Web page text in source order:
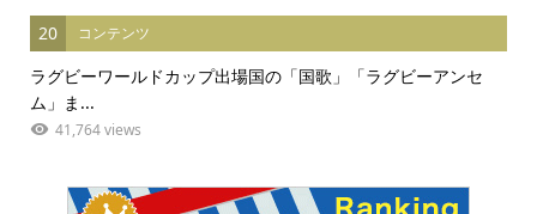
20 コンテンツ
ラグビーワールドカップ出場国の「国歌」「ラグビーアンセ
ム」ま...
41,764 views